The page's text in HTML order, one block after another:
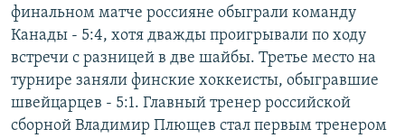
РАСПИСАНИЕ ВЕЩАНИЯ
ПОДПИШИТЕСЬ НА РАССЫЛКУ
СОЦИАЛЬНЫЕ СЕТИ
финальном матче россияне обыграли команду
Канады - 5:4, хотя дважды проигрывали по ходу
встречи с разницей в две шайбы. Третье место на
турнире заняли финские хоккеисты, обыгравшие
швейцарцев - 5:1. Главный тренер российской
сборной Владимир Плющев стал первым тренером